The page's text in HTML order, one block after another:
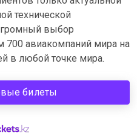
технической
выбор
700 авиакомпаний мира на
в любой точке мира.
билеты